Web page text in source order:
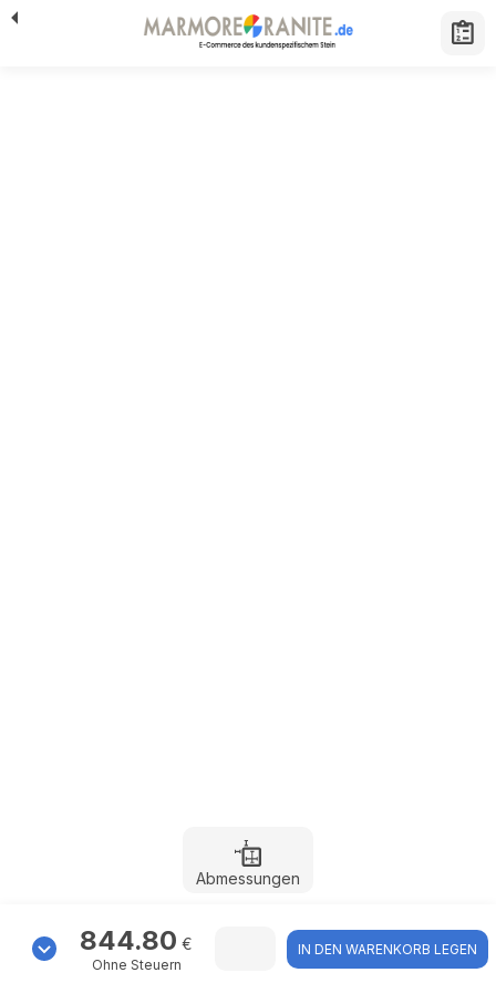
Abmessungen
844.80 €
Ohne Steuern
IN DEN WARENKORB LEGEN